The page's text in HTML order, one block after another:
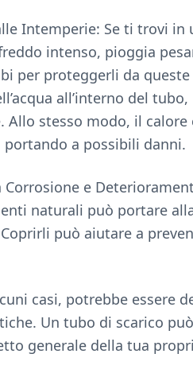
Intemperie: Se ti trovi in
intenso, pioggia
per proteggerli da
all’interno del
stesso modo, il calore
portando a possibili danni.
Corrosione e
naturali può portare
può aiutare a
casi, potrebbe essere
Un tubo di scarico
generale della tua